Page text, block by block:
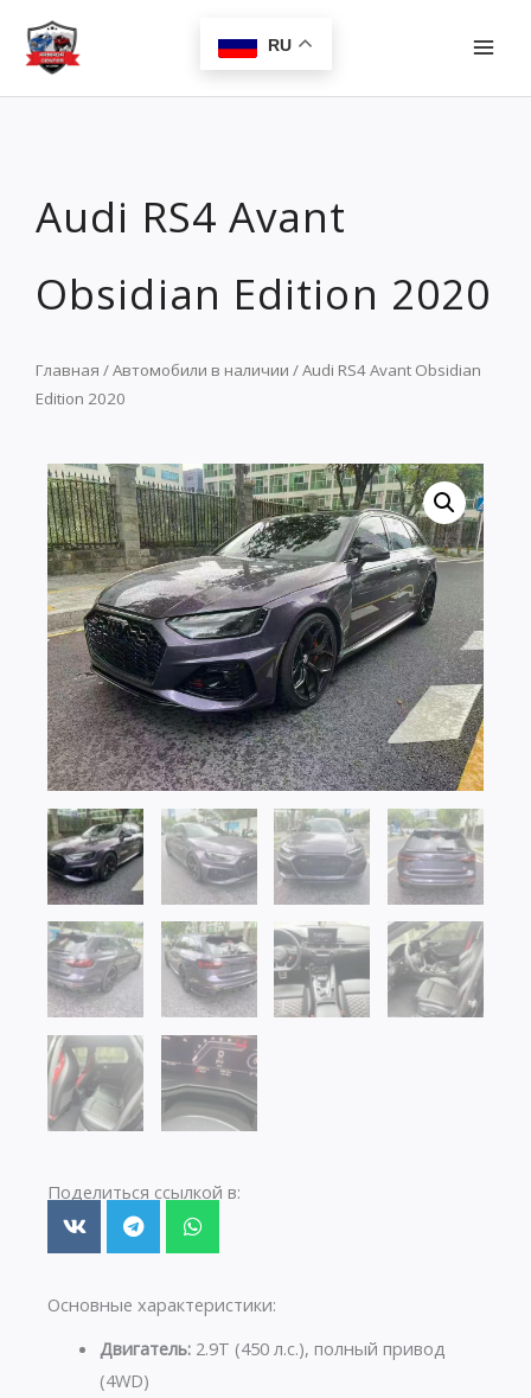
Перейти
содержимому
RU
Audi RS4 Avant
Obsidian Edition 2020
Главная /Автомобили в наличии / Audi RS4 Avant Obsidian
Edition 2020
Поделиться ссылкой в:
Основные характеристики:
Двигатель:2.9T (450 л.с.), полный привод
(4WD)